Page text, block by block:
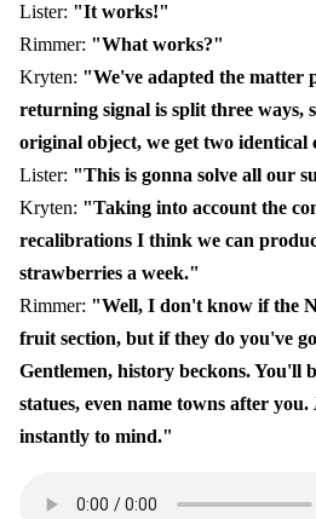
Lister: "It works!"
Rimmer: "What works?"
Kryten: "We've adapted the matter
returning signal is split three ways,
original object, we get two identical
Lister: "This is gonna solve all our
Kryten: "Taking into account the
recalibrations I think we can
strawberries a week."
Rimmer: "Well, I don't know if the
fruit section, but if they do you've
Gentlemen, history beckons. You'll
statues, even name towns after you.
instantly to mind."